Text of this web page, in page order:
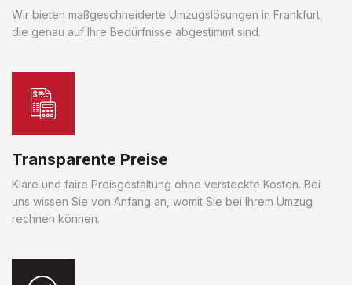
Wir bieten maßgeschneiderte Umzugslösungen in Frankfurt,
die genau auf Ihre Bedürfnisse abgestimmt sind.
Transparente Preise
Klare und faire Preisgestaltung ohne versteckte Kosten. Bei
uns wissen Sie von Anfang an, womit Sie bei Ihrem Umzug
rechnen können.